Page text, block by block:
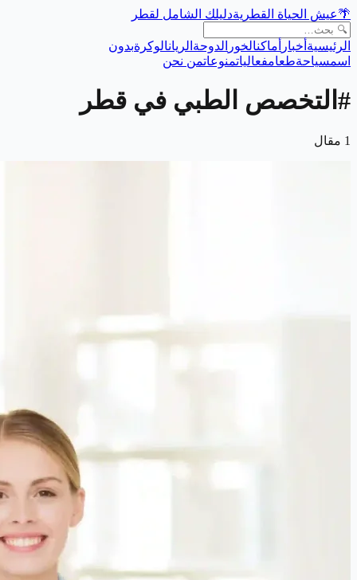
🌴عيش الحياة القطريةدليلك الشامل لقطر
الرئيسية أخبار أماكنالخور الدوحة الريانالوكرةبدون
اسمسياحةطعامفعالياتمنوعاتمن نحن
# التخصص الطبي في قطر
1 مقال